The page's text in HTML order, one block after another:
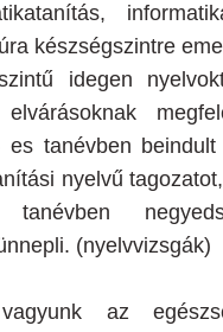
készségszintre
idegen
elvárásoknak
es tanévben beindult
nyelvű
tanévben
(nyelvvizsgák)
vagyunk az